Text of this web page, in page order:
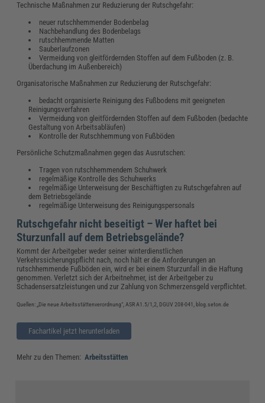
Technische Maßnahmen zur Reduzierung der Rutschgefahr:
neuer rutschhemmender Bodenbelag
Nachbehandlung des Bodenbelags
rutschhemmende Matten
Sauberlaufzonen
Vermeidung von gleitfördernden Stoffen auf dem Fußboden (z. B.
Überdachung im Außenbereich)
Organisatorische Maßnahmen zur Reduzierung der Rutschgefahr:
bedacht organisierte Reinigung des Fußbodens mit geeigneten
Reinigungsverfahren
Vermeidung von gleitfördernden Stoffen auf dem Fußboden (bedachte
Gestaltung von Arbeitsabläufen)
Kontrolle der Rutschhemmung von Fußböden
Persönliche Schutzmaßnahmen gegen das Ausrutschen:
Tragen von rutschhemmendem Schuhwerk
regelmäßige Kontrolle des Schuhwerks
regelmäßige Unterweisung der Beschäftigten zu Rutschgefahren auf
dem Betriebsgelände
regelmäßige Unterweisung des Reinigungspersonals
Rutschgefahr nicht beseitigt – Wer haftet bei
Sturzunfall auf dem Betriebsgelände?
Kommt der Arbeitgeber weder seiner winterdienstlichen
Verkehrssicherungspflicht nach, noch hält er die Anforderungen an
rutschhemmende Fußböden ein, wird er bei einem Sturzunfall in die Haftung
genommen. Verletzt sich der Arbeitnehmer, ist der Arbeitgeber zu
Schadensersatzleistungen und zur Zahlung von Schmerzensgeld verpflichtet.
Quellen: „Die neue Arbeitsstättenverordnung“, ASR A1.5/1,2, DGUV 208-041, blog.seton.de
Fachartikel jetzt herunterladen
Mehr zu den Themen: Arbeitsstätten